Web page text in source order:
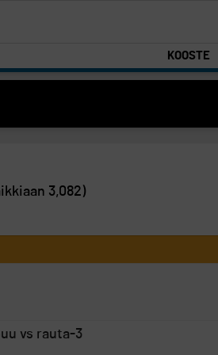
KOOSTE
3,082)
vs rauta-3